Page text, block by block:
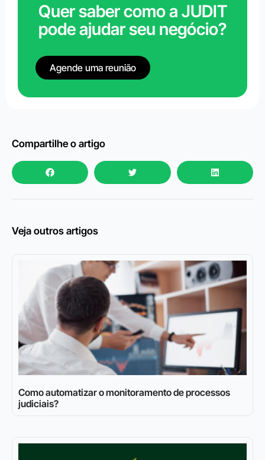
Quer saber como a JUDIT
pode ajudar seu negócio?
Agende uma reunião
Compartilhe o artigo
Veja outros artigos
Como automatizar o monitoramento de processos
judiciais?